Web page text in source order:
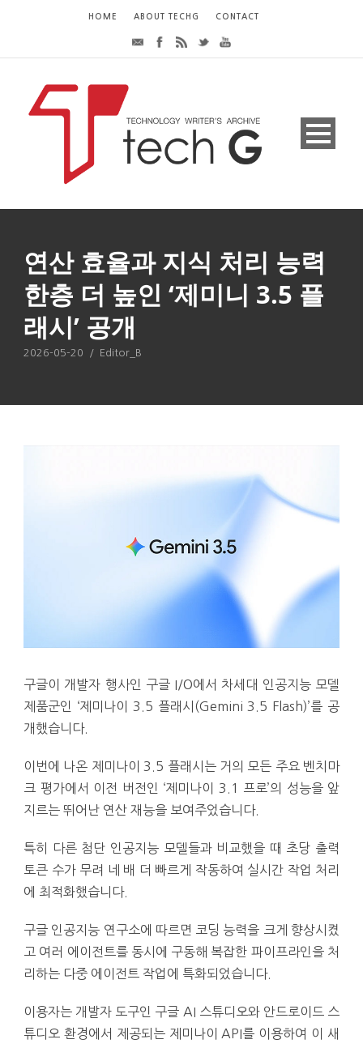
HOME ABOUT TECHG CONTACT
연산 효율과 지식 처리 능력
한층 더 높인 ‘제미니 3.5 플
래시’ 공개
2026-05-20 / Editor_B
구글이 개발자 행사인 구글 I/O에서 차세대 인공지능 모델
제품군인 ‘제미나이 3.5 플래시(Gemini 3.5 Flash)’를 공
개했습니다.
이번에 나온 제미나이 3.5 플래시는 거의 모든 주요 벤치마
크 평가에서 이전 버전인 ‘제미나이 3.1 프로’의 성능을 앞
지르는 뛰어난 연산 재능을 보여주었습니다.
특히 다른 첨단 인공지능 모델들과 비교했을 때 초당 출력
토큰 수가 무려 네 배 더 빠르게 작동하여 실시간 작업 처리
에 최적화했습니다.
구글 인공지능 연구소에 따르면 코딩 능력을 크게 향상시켰
고 여러 에이전트를 동시에 구동해 복잡한 파이프라인을 처
리하는 다중 에이전트 작업에 특화되었습니다.
이용자는 개발자 도구인 구글 AI 스튜디오와 안드로이드 스
튜디오 환경에서 제공되는 제미나이 API를 이용하여 이 새